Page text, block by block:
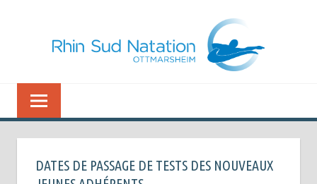
SUD
NATATION
La
de
l'eau
DATES DE PASSAGE DE TESTS DES NOUVEAUX